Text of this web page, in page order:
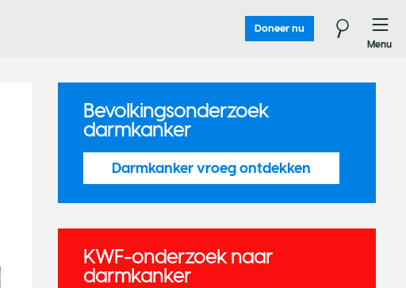
Doneer nu
Menu
Bevolkingsonderzoek
darmkanker
Darmkanker vroeg ontdekken
KWF-onderzoek naar
darmkanker